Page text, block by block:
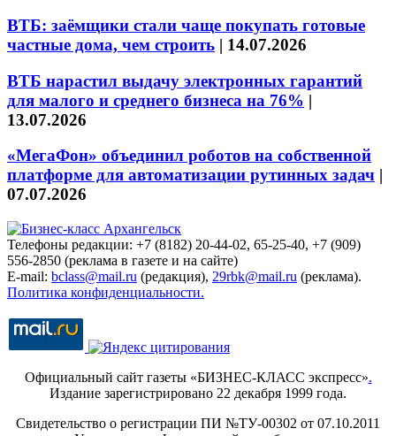
ВТБ: заёмщики стали чаще покупать готовые
частные дома, чем строить | 14.07.2026
ВТБ нарастил выдачу электронных гарантий
для малого и среднего бизнеса на 76% |
13.07.2026
«МегаФон» объединил роботов на собственной
платформе для автоматизации рутинных задач |
07.07.2026
Телефоны редакции: +7 (8182) 20-44-02, 65-25-40, +7 (909)
556-2850 (реклама в газете и на сайте)
E-mail: bclass@mail.ru (редакция), 29rbk@mail.ru (реклама).
Политика конфиденциальности.
Официальный сайт газеты «БИЗНЕС-КЛАСС экспресс».
Издание зарегистрировано 22 декабря 1999 года.
Свидетельство о регистрации ПИ №ТУ-00302 от 07.10.2011